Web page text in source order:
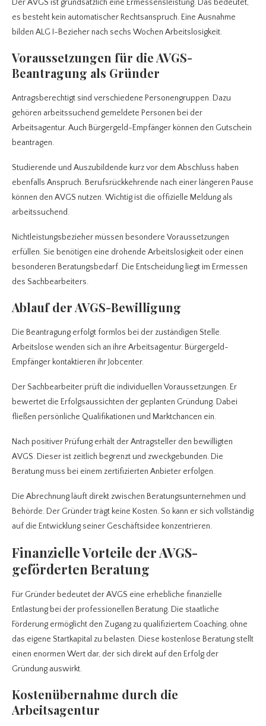
Der AVGS ist grundsätzlich eine Ermessensleistung. Das bedeutet,
es besteht kein automatischer Rechtsanspruch. Eine Ausnahme
bilden ALG I-Bezieher nach sechs Wochen Arbeitslosigkeit.
Voraussetzungen für die AVGS-
Beantragung als Gründer
Antragsberechtigt sind verschiedene Personengruppen. Dazu
gehören arbeitssuchend gemeldete Personen bei der
Arbeitsagentur. Auch Bürgergeld-Empfänger können den Gutschein
beantragen.
Studierende und Auszubildende kurz vor dem Abschluss haben
ebenfalls Anspruch. Berufsrückkehrende nach einer längeren Pause
können den AVGS nutzen. Wichtig ist die offizielle Meldung als
arbeitssuchend.
Nichtleistungsbezieher müssen besondere Voraussetzungen
erfüllen. Sie benötigen eine drohende Arbeitslosigkeit oder einen
besonderen Beratungsbedarf. Die Entscheidung liegt im Ermessen
des Sachbearbeiters.
Ablauf der AVGS-Bewilligung
Die Beantragung erfolgt formlos bei der zuständigen Stelle.
Arbeitslose wenden sich an ihre Arbeitsagentur. Bürgergeld-
Empfänger kontaktieren ihr Jobcenter.
Der Sachbearbeiter prüft die individuellen Voraussetzungen. Er
bewertet die Erfolgsaussichten der geplanten Gründung. Dabei
fließen persönliche Qualifikationen und Marktchancen ein.
Nach positiver Prüfung erhält der Antragsteller den bewilligten
AVGS. Dieser ist zeitlich begrenzt und zweckgebunden. Die
Beratung muss bei einem zertifizierten Anbieter erfolgen.
Die Abrechnung läuft direkt zwischen Beratungsunternehmen und
Behörde. Der Gründer trägt keine Kosten. So kann er sich vollständig
auf die Entwicklung seiner Geschäftsidee konzentrieren.
Finanzielle Vorteile der AVGS-
geförderten Beratung
Für Gründer bedeutet der AVGS eine erhebliche finanzielle
Entlastung bei der professionellen Beratung. Die staatliche
Förderung ermöglicht den Zugang zu qualifiziertem Coaching, ohne
das eigene Startkapital zu belasten. Diese kostenlose Beratung stellt
einen enormen Wert dar, der sich direkt auf den Erfolg der
Gründung auswirkt.
Kostenübernahme durch die
Arbeitsagentur